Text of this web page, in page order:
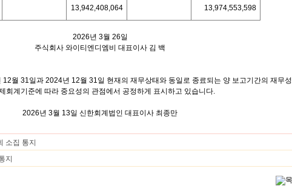
13,942,408,064 13,974,553,598
2026년 3월 26일
주식회사 와이티엔디엠비 대표이사 김 백
월 31일과 2024년 12월 31일 현재의 재무상태와 동일로 종료되는 양 보고기간의 재무성
회계기준에 따라 중요성의 관점에서 공정하게 표시하고 있습니다.
2026년 3월 13일 신한회계법인 대표이사 최종만
소집 통지
지